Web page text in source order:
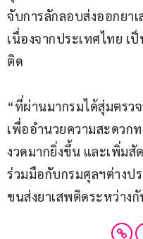
จับการลักลอบส่งออกยา
เนื่องจากประเทศไทย เ
ติด
“ที่ผ่านมากรมได้สุ่มตรว
เพื่ออำนวยความสะดวก
งวดมากยิ่งขึ้น และเพิ่มสั
ร่วมมือกับกรมศุลฯต่างป
ขนส่งยาเสพติดระหว่างกั